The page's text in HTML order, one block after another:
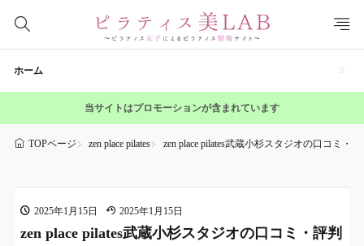
ホーム
当サイトはプロモーションが含まれています
TOPページ zen place pilates zen place pilates武蔵小杉スタジオの口コミ
2025年1月15日 2025年1月15日
zen place pilates武蔵小杉スタジオの口コミ・評判